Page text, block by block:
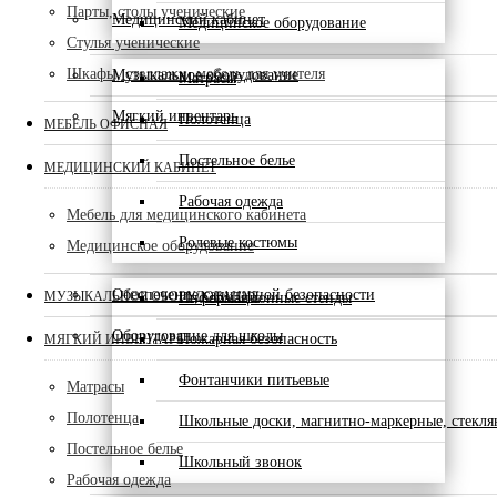
Медицинский кабинет
Медицинское оборудование
Музыкальное оборудование
Мягкий инвентарь
Матрасы
Полотенца
Постельное белье
Рабочая одежда
Ролевые костюмы
Обеспечение санитарной безопасности
Оборудование для школы
Информационные стенды
Пожарная безопасность
Фонтанчики питьевые
Школьные доски, магнитно-маркерные,
Школьный звонок
Парты, столы ученические
Стулья ученические
Шкафы, стеллажи, мебель для учителя
МЕБЕЛЬ ОФИСНАЯ
МЕДИЦИНСКИЙ КАБИНЕТ
Мебель для медицинского кабинета
Медицинское оборудование
МУЗЫКАЛЬНОЕ ОБОРУДОВАНИЕ
МЯГКИЙ ИНВЕНТАРЬ
Матрасы
Полотенца
Постельное белье
Рабочая одежда